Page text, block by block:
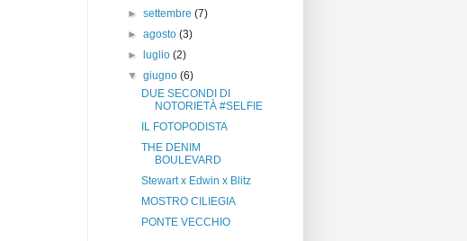
►settembre(7)
►agosto(3)
►
luglio(2)
▼giugno(6)
DUE SECONDI DI
NOTORIETÀ #SELFIE
IL FOTOPODISTA
THE DENIM
BOULEVARD
Stewart x Edwin x Blitz
MOSTRO CILIEGIA
PONTE VECCHIO